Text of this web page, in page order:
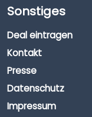
Sonstiges
Deal eintragen
Kontakt
Presse
Datenschutz
Impressum